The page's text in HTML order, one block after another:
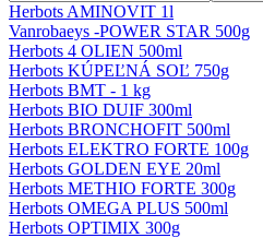
Herbots AMINOVIT 1l
Vanrobaeys -POWER STAR 500g
Herbots 4 OLIEN 500ml
Herbots KÚPEĽNÁ SOĽ 750g
Herbots BMT - 1 kg
Herbots BIO DUIF 300ml
Herbots BRONCHOFIT 500ml
Herbots ELEKTRO FORTE 100g
Herbots GOLDEN EYE 20ml
Herbots METHIO FORTE 300g
Herbots OMEGA PLUS 500ml
Herbots OPTIMIX 300g